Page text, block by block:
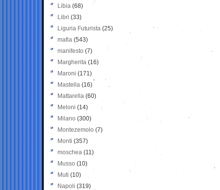
Libia (68)
Libri (33)
Liguria Futurista (25)
mafia (543)
manifesto (7)
Margherita (16)
Maroni (171)
Mastella (16)
Mattarella (60)
Meloni (14)
Milano (300)
Montezemolo (7)
Monti (357)
moschea (11)
Musso (10)
Muti (10)
Napoli (319)